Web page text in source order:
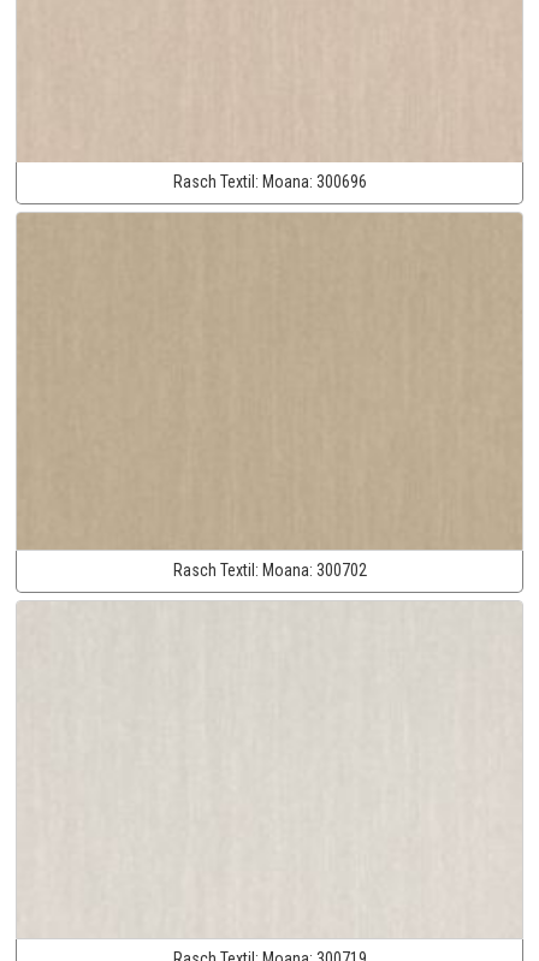
Rasch Textil: Moana: 300696
Rasch Textil: Moana: 300702